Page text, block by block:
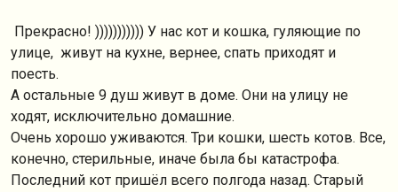
Прекрасно! ))))))))))) У нас кот и кошка, гуляющие по
улице, живут на кухне, вернее, спать приходят и
поесть.
А остальные 9 душ живут в доме. Они на улицу не
ходят, исключительно домашние.
Очень хорошо уживаются. Три кошки, шесть котов. Все,
конечно, стерильные, иначе была бы катастрофа.
Последний кот пришёл всего полгода назад. Старый